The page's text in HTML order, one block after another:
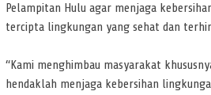
Pelampitan Hulu agar menjaga
tercipta lingkungan yang sehat dan
“Kami menghimbau masyarakat
hendaklah menjaga kebersihan